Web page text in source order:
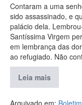
Contaram a uma
sido assassinado, e
palácio dela.
Santíssima Virgem
em lembrança das
ao refugiado. Não
Leia mais
Arquivado em: Boletim